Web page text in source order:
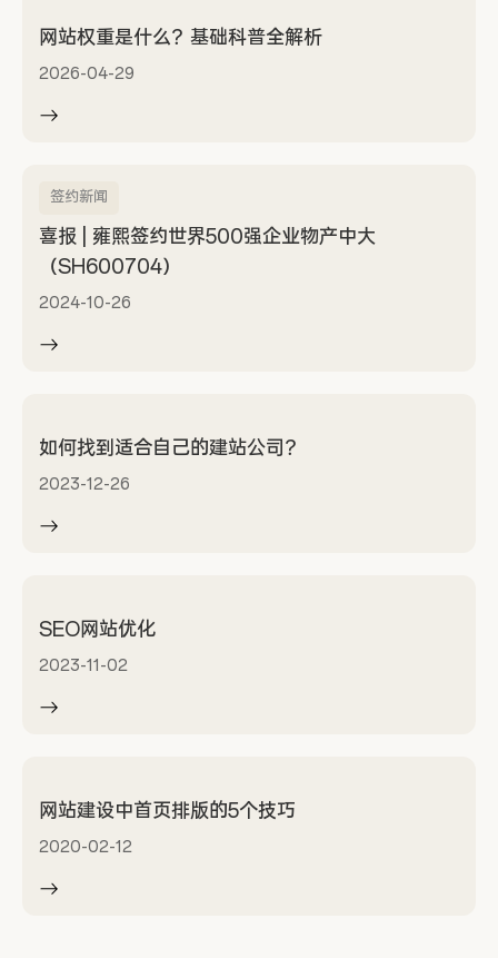
网站权重是什么？基础科普全解析
2026-04-29
签约新闻
喜报 | 雍熙签约世界500强企业物产中大
（SH600704）
2024-10-26
如何找到适合自己的建站公司？
2023-12-26
SEO网站优化
2023-11-02
网站建设中首页排版的5个技巧
2020-02-12